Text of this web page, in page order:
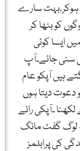
سارے
کو بٹھا کر
ایسا کوئی
جائے۔آپ
ہیں آپکو عام
دعوت دیتا ہوں
۔آپکی رائے
لوگ گفٹ مانگ
کی پرابلمز